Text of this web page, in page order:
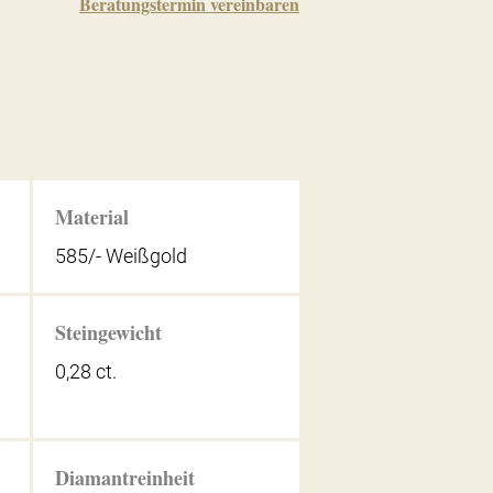
Material
585/- Weißgold
Steingewicht
0,28 ct.
Diamantreinheit